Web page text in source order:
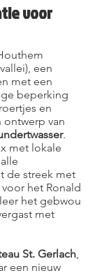
voor
een
met een
beperking
en
ontwerp van
.
met lokale
de streek met
het Ronald
het gebwou
met
St. Gerlach,
een nieuw